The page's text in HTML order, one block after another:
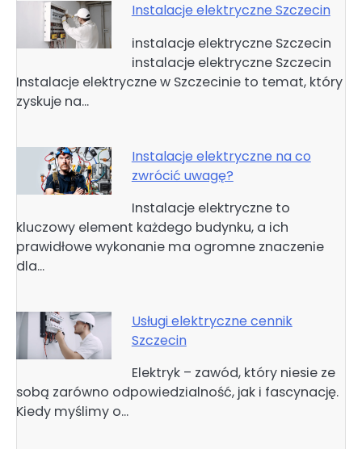
Instalacje elektryczne Szczecin
instalacje elektryczne Szczecin
instalacje elektryczne Szczecin
Instalacje elektryczne w Szczecinie to temat, który
zyskuje na…
Instalacje elektryczne na co
zwrócić uwagę?
Instalacje elektryczne to
kluczowy element każdego budynku, a ich
prawidłowe wykonanie ma ogromne znaczenie
dla…
Usługi elektryczne cennik
Szczecin
Elektryk – zawód, który niesie ze
sobą zarówno odpowiedzialność, jak i fascynację.
Kiedy myślimy o…